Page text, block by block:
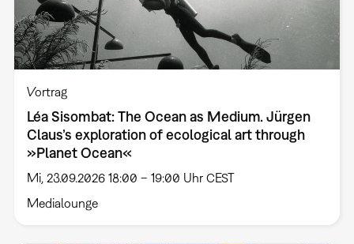
Vortrag
Léa Sisombat: The Ocean as Medium. Jürgen
Claus’s exploration of ecological art through
»Planet Ocean«
Mi, 23.09.2026 18:00 – 19:00 Uhr CEST
Medialounge